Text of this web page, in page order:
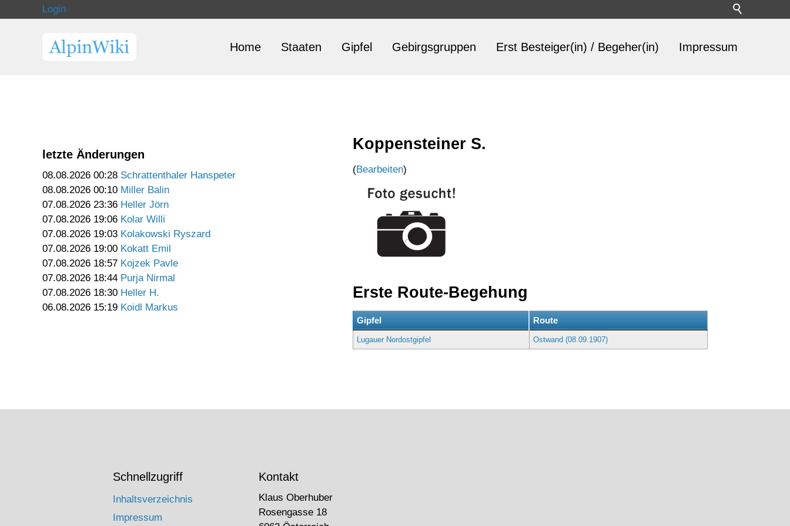
Login
Home Staaten Gipfel Gebirgsgruppen Erst Besteiger(in) / Begeher(in) Impressum
letzte Änderungen
08.08.2026 00:28 Schrattenthaler Hanspeter
08.08.2026 00:10 Miller Balin
07.08.2026 23:36 Heller Jörn
07.08.2026 19:06 Kolar Willi
07.08.2026 19:03 Kolakowski Ryszard
07.08.2026 19:00 Kokatt Emil
07.08.2026 18:57 Kojzek Pavle
07.08.2026 18:44 Purja Nirmal
07.08.2026 18:30 Heller H.
06.08.2026 15:19 Koidl Markus
Koppensteiner S.
(Bearbeiten)
Erste Route-Begehung
Gipfel Route
Lugauer Nordostgipfel Ostwand (08.09.1907)
Schnellzugriff
Inhaltsverzeichnis
Impressum
Kontakt
Klaus Oberhuber
Rosengasse 18